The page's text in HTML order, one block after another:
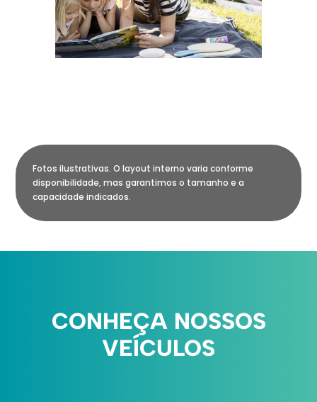
Fotos ilustrativas. O layout interno varia conforme
disponibilidade, mas garantimos o tamanho e a
capacidade indicados.
CONHEÇA NOSSOS
VEÍCULOS